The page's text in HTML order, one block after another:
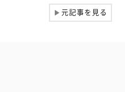
▶元記事を見る